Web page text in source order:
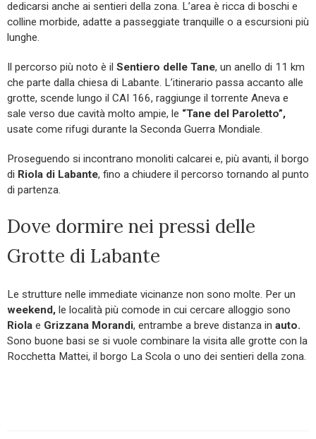
dedicarsi anche ai sentieri della zona. L’area è ricca di boschi e
colline morbide, adatte a passeggiate tranquille o a escursioni più
lunghe.
Il percorso più noto è il Sentiero delle Tane, un anello di 11 km
che parte dalla chiesa di Labante. L’itinerario passa accanto alle
grotte, scende lungo il CAI 166, raggiunge il torrente Aneva e
sale verso due cavità molto ampie, le “Tane del Paroletto”,
usate come rifugi durante la Seconda Guerra Mondiale.
Proseguendo si incontrano monoliti calcarei e, più avanti, il borgo
di Riola di Labante, fino a chiudere il percorso tornando al punto
di partenza.
Dove dormire nei pressi delle
Grotte di Labante
Le strutture nelle immediate vicinanze non sono molte. Per un
weekend, le località più comode in cui cercare alloggio sono
Riola e Grizzana Morandi, entrambe a breve distanza in auto.
Sono buone basi se si vuole combinare la visita alle grotte con la
Rocchetta Mattei, il borgo La Scola o uno dei sentieri della zona.